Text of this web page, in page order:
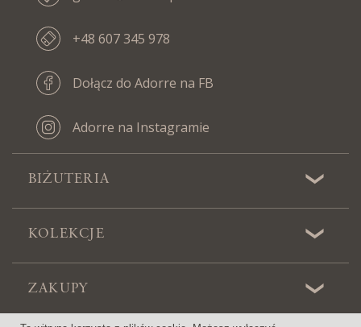
+48 607 345 978
Dołącz do Adorre na FB
Adorre na Instagramie
BIŻUTERIA
KOLEKCJE
ZAKUPY